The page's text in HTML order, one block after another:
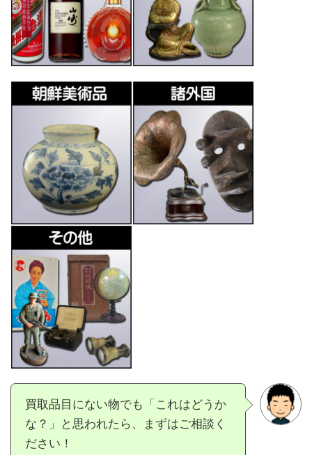
買取品目にない物でも「これはどうか
な？」と思われたら、まずはご相談く
ださい！